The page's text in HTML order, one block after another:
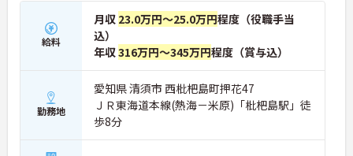
給料
月収 23.0万円～25.0万円程度（役職手当
込）
年収316万円～345万円程度（賞与込）
勤務地
愛知県 清須市 西枇杷島町押花47
ＪＲ東海道本線(熱海－米原)「枇杷島駅」徒
歩8分